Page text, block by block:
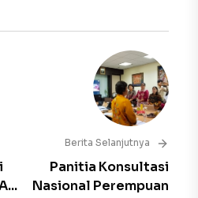
Berita Selanjutnya
Panitia Konsultasi
Nasional Perempuan